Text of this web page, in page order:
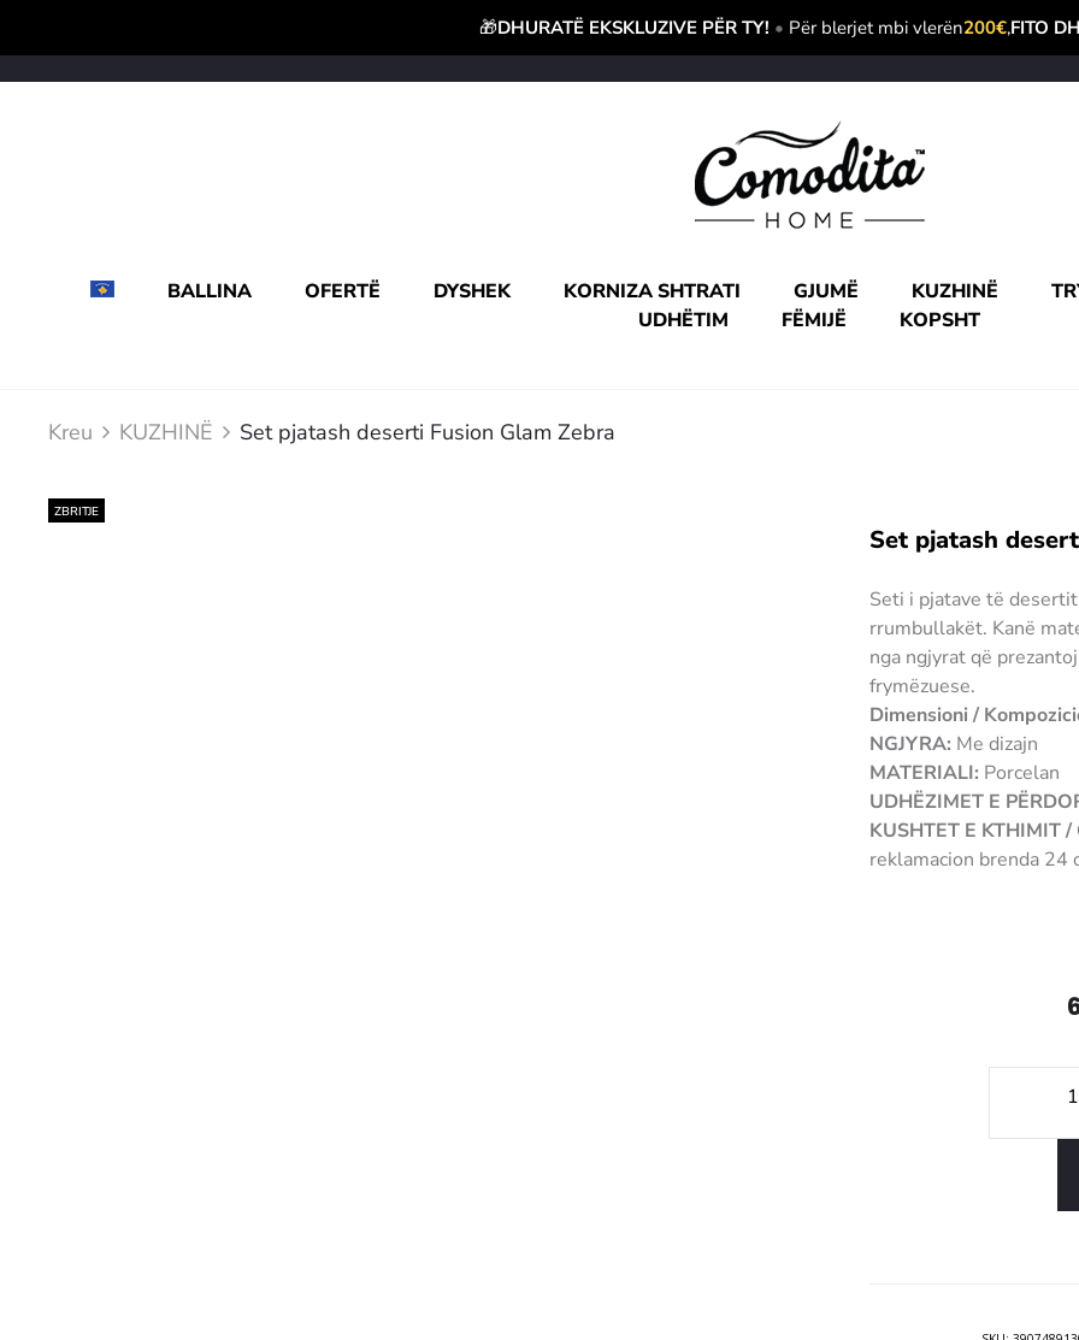
🎁DHURATË EKSKLUZIVE PËR TY! • Për blerjet mbi vlerën200€,FITO
BALLINA OFERTË DYSHEK KORNIZA SHTRATI GJUMË KUZHINË
UDHËTIM
FËMIJË KOPSHT
Kreu KUZHINË Set pjatash deserti Fusion Glam Zebra
ZBRITJE
Set pjatash
Seti i pjatave të
rrumbullakët. Kanë
nga ngjyrat që
frymëzuese.
Dimensioni /
NGJYRA: Me dizajn
MATERIALI: Porcelan
UDHËZIMET E
KUSHTET E KTHIMIT
reklamacion brenda 24
Sasi